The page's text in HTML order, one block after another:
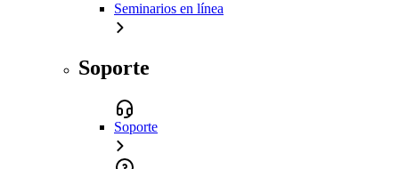
Seminarios en línea
Soporte
Soporte